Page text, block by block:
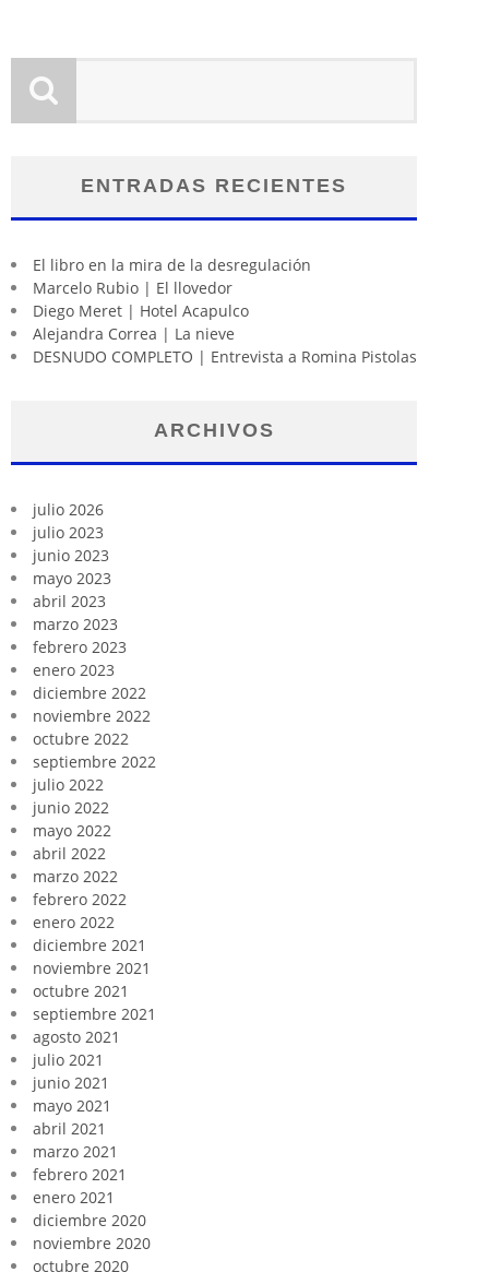
ENTRADAS RECIENTES
El libro en la mira de la desregulación
Marcelo Rubio | El llovedor
Diego Meret | Hotel Acapulco
Alejandra Correa | La nieve
DESNUDO COMPLETO | Entrevista a Romina Pistolas
ARCHIVOS
julio 2026
julio 2023
junio 2023
mayo 2023
abril 2023
marzo 2023
febrero 2023
enero 2023
diciembre 2022
noviembre 2022
octubre 2022
septiembre 2022
julio 2022
junio 2022
mayo 2022
abril 2022
marzo 2022
febrero 2022
enero 2022
diciembre 2021
noviembre 2021
octubre 2021
septiembre 2021
agosto 2021
julio 2021
junio 2021
mayo 2021
abril 2021
marzo 2021
febrero 2021
enero 2021
diciembre 2020
noviembre 2020
octubre 2020